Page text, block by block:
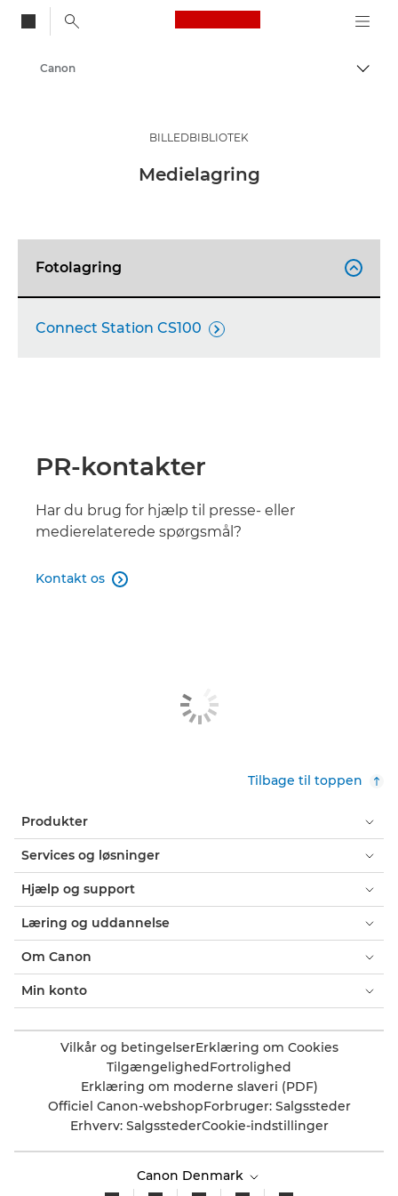
Canon Logo, back
Skift
Canon
BILLEDBIBLIOTEK
Medielagring
Fotolagring 
Connect Station CS100 
PR-kontakter
Har du brug for hjælp til presse- eller
medierelaterede spørgsmål?
Kontakt os 
Tilbage til toppen
Produkter
Services og løsninger
Hjælp og support
Læring og uddannelse
Om Canon
Min konto
Vilkår og betingelserErklæring om Cookies
Tilgængelighed Fortrolighed
Erklæring om moderne slaveri (PDF)
Officiel Canon-webshopForbruger: Salgssteder
Erhverv: SalgsstederCookie-indstillinger
Canon Denmark